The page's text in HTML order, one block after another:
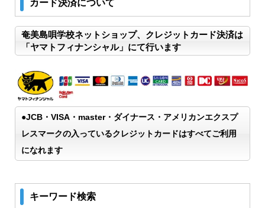
カード決済について
奄美島唄学校ネットショップ、クレジットカード決済は
「ヤマトフィナンシャル」にて行います
●JCB・VISA・master・ダイナース・アメリカンエクスプ
レスマークの入っているクレジットカードはすべてご利用
になれます
キーワード検索